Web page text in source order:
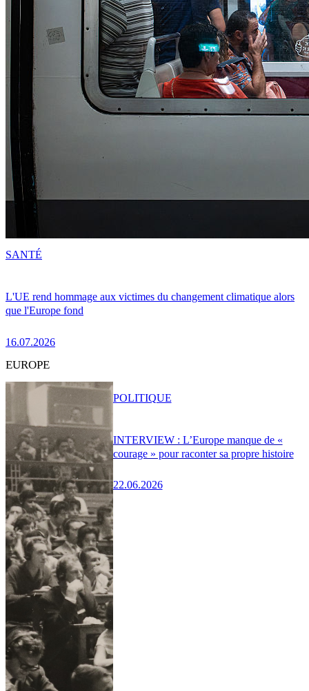
L'UE rend hommage aux victimes du changement climatique alors
que l'Europe fond
16.07.2026
SANTÉ
EUROPE
INTERVIEW : L’Europe manque de «
courage » pour raconter sa propre histoire
22.06.2026
POLITIQUE